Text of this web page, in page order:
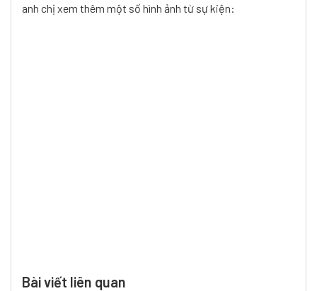
anh chị xem thêm một số hình ảnh từ sự kiện:
Bài viết liên quan